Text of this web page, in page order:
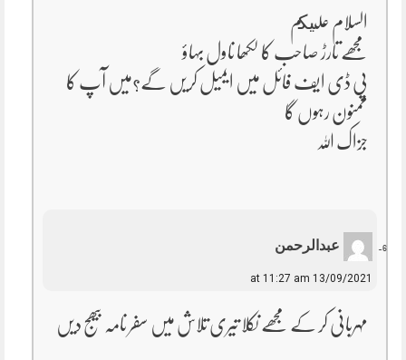
السلام عليكم
مجھے تارڑ صاحب کا لکھا ناول بہاؤ
پی ڈی ایف فائل میں ایمیل کریں گے؟میں آپ کا
ممنون رہوں گا
جزاک اللہ
عبدالرحمن
13/09/2021 at 11:27 am
مہربانی کر کے مجھے نکلا تیری تلاش میں سفر نامہ بیھج دیں